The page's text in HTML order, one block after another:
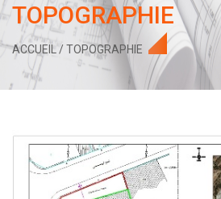
TOPOGRAPHIE
ACCUEIL /TOPOGRAPHIE